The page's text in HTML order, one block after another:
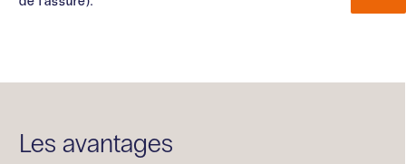
Les avantages